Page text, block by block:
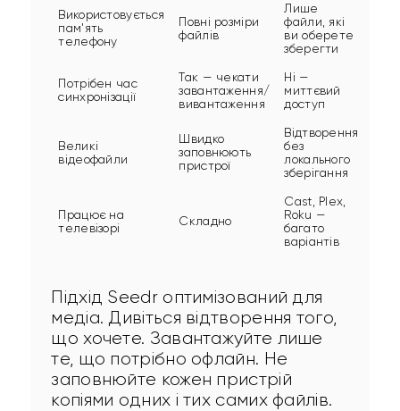
Використовується
пам'ять
телефону
Повні розміри
файлів
Лише
файли, які
ви оберете
зберегти
Потрібен час
синхронізації
Так — чекати
завантаження/
вивантаження
Ні —
миттєвий
доступ
Великі
відеофайли
Швидко
заповнюють
пристрої
Відтворення
без
локального
зберігання
Працює на
телевізорі
Складно
Cast, Plex,
Roku —
багато
варіантів
Підхід Seedr оптимізований для
медіа. Дивіться відтворення того,
що хочете. Завантажуйте лише
те, що потрібно офлайн. Не
заповнюйте кожен пристрій
копіями одних і тих самих файлів.